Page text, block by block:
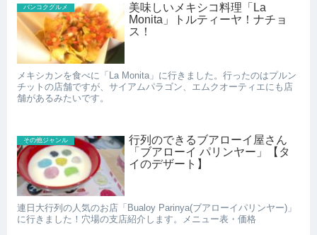
バンコクグルメ
美味しいメキシコ料理「La
Monita」トルティーヤ！ナチョ
ス！
メキシカンを食べに「La Monita」に行きました。行ったのはプルン
チットの店舗ですが、サイアムパラゴン、エムクオーティエにも店
舗があるみたいです。
その他ジャンル
行列のできるブアローイ屋さん
「ブアローイ パリンヤー」【タ
イのデザート】
連日大行列の人気のお店「Bualoy Parinya(ブアローイパリンヤー)」
に行きました！穴場の支店紹介します。メニュー表・価格